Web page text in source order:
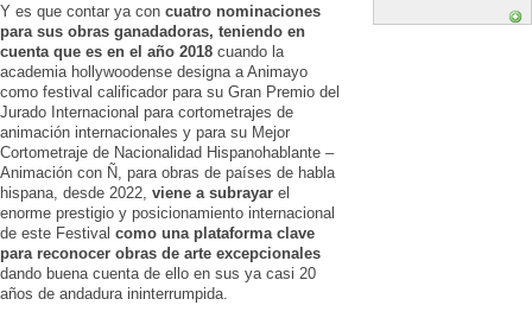
Y es que contar ya con cuatro nominaciones
para sus obras ganadadoras, teniendo en
cuenta que es en el año 2018 cuando la
academia hollywoodense designa a Animayo
como festival calificador para su Gran Premio del
Jurado Internacional para cortometrajes de
animación internacionales y para su Mejor
Cortometraje de Nacionalidad Hispanohablante –
Animación con Ñ, para obras de países de habla
hispana, desde 2022, viene a subrayar el
enorme prestigio y posicionamiento internacional
de este Festival como una plataforma clave
para reconocer obras de arte excepcionales
dando buena cuenta de ello en sus ya casi 20
años de andadura ininterrumpida.